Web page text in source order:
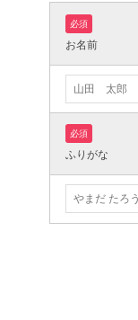
必須
お名前
必須
ふりがな